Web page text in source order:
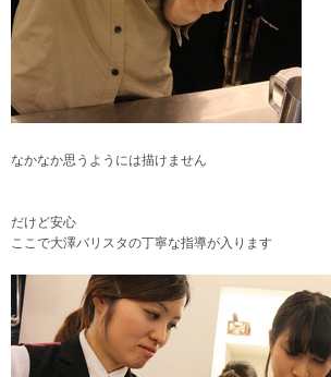
なかなか思うようには描けません
だけど安心
ここで大澤バリスタの丁寧な指導が入ります